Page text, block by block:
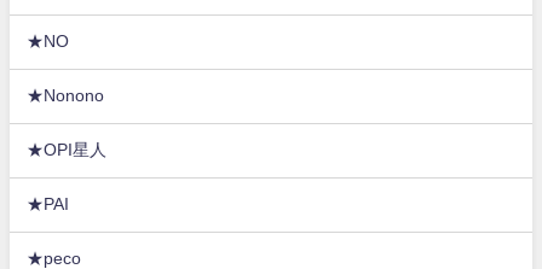
★NO
★Nonono
★OPI星人
★PAI
★peco